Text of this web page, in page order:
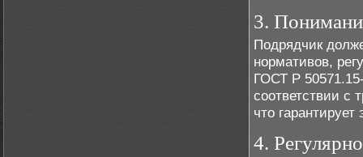
3.
Подрядчик
нормативов,
ГОСТ Р
соответствии с
что
4.